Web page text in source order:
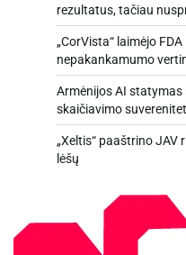
rezultatus, tačiau
„CorVista“ laimėjo
nepakankamumo
Armėnijos AI statymas
skaičiavimo
„Xeltis“ paaštrino JAV
lėšų